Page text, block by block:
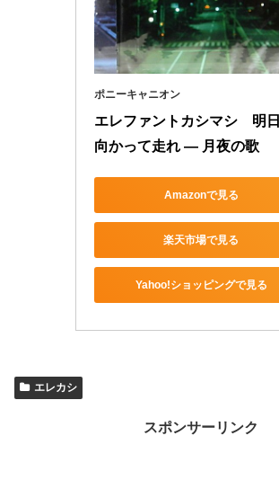
ポニーキャニオン
エレファントカシマシ　明
向かって走れ ― 月夜の歌
Amazonで見る
楽天市場で見る
Yahoo!ショッピングで見る
エレカシ
スポンサーリンク